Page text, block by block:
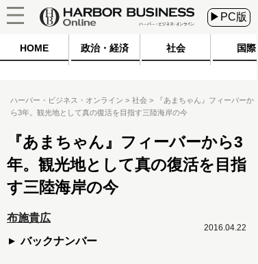
▶PC版
HOME 政治・経済 社会 国際
ハーバー・ビジネス・オンライン 社会
『あまちゃん』フィーバーか
ら3年。観光地として真の復活を目指す三陸海岸の今
『あまちゃん』フィーバーから3
年。観光地として真の復活を目指
す三陸海岸の今
布施貴広
バックナンバー
2016.04.22